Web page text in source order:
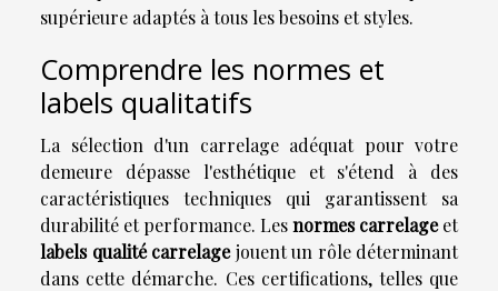
supérieure adaptés à tous les besoins et styles.
Comprendre les normes et
labels qualitatifs
La sélection d'un carrelage adéquat pour votre
demeure dépasse l'esthétique et s'étend à des
caractéristiques techniques qui garantissent sa
durabilité et performance. Lesnormes carrelageet
labels qualité carrelagejouent un rôle déterminant
dans cette démarche. Ces certifications, telles que